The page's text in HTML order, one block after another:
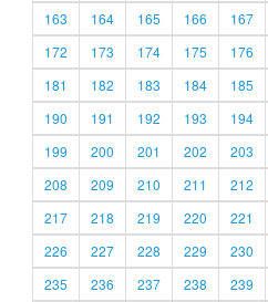
163
164 165 166 167
172
173 174 175 176
181
182 183 184 185
190
191 192 193 194
199
200 201 202 203
208
209 210 211 212
217
218 219 220 221
226
227 228 229 230
235
236 237 238 239